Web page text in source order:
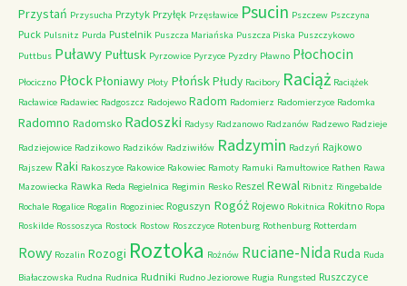
Przystań Przysucha Przytyk Przyłęk Przęsławice Psucin Pszczew Pszczyna
Puck Pulsnitz Purda Pustelnik Puszcza Mariańska Puszcza Piska Puszczykowo
Puttbus Puławy Pułtusk Pyrzowice Pyrzyce Pyzdry Pławno Płochocin
Płociczno PłockPłoniawy Płoty PłońskPłudy Racibory Raciąż Raciążek
Racławice Radawiec Radgoszcz Radojewo Radom Radomierz Radomierzyce Radomka
Radomno Radomsko Radoszki Radysy Radzanowo Radzanów Radzewo Radzieje
Radziejowice Radzikowo Radzików Radziwiłów Radzymin Radzyń Rajkowo
Rajszew Raki Rakoszyce Rakowice Rakowiec Ramoty Ramuki Ramułtowice Rathen Rawa
Mazowiecka Rawka Reda Regielnica Regimin Resko Reszel Rewal Ribnitz Ringebalde
Rochale Rogalice Rogalin Rogoziniec Roguszyn Rogóż Rojewo Rokitnica Rokitno Ropa
Roskilde Rossoszyca Rostock Rostow Roszczyce Rotenburg Rothenburg Rotterdam
Rowy Rozalin Rozogi Roztoka Rożnów Ruciane-NidaRuda Ruda
Białaczowska Rudna Rudnica Rudniki Rudno Jeziorowe Rugia Rungsted Ruszczyce